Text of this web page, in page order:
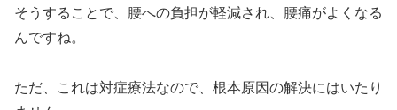
そうすることで、腰への負担が軽減され、腰痛がよくなる
んですね。
ただ、これは対症療法なので、根本原因の解決にはいたり